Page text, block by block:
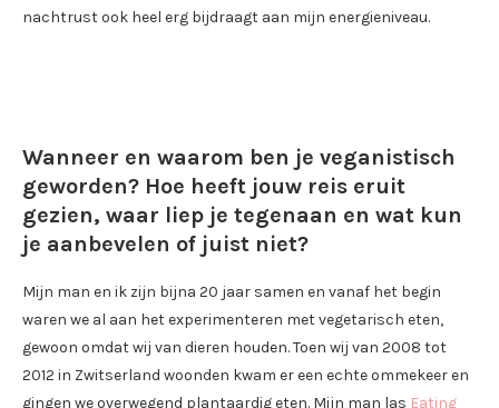
nachtrust ook heel erg bijdraagt aan mijn energieniveau.
Wanneer en waarom ben je veganistisch
geworden? Hoe heeft jouw reis eruit
gezien, waar liep je tegenaan en wat kun
je aanbevelen of juist niet?
Mijn man en ik zijn bijna 20 jaar samen en vanaf het begin
waren we al aan het experimenteren met vegetarisch eten,
gewoon omdat wij van dieren houden. Toen wij van 2008 tot
2012 in Zwitserland woonden kwam er een echte ommekeer en
gingen we overwegend plantaardig eten. Mijn man las Eating